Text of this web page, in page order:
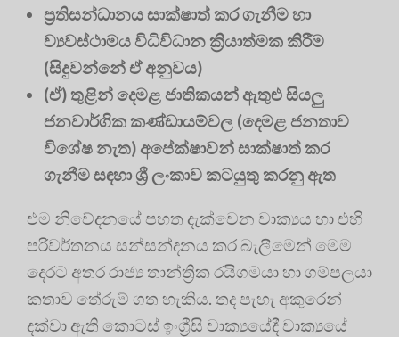
ප්‍රතිසන්ධානය සාක්ෂාත් කර ගැනීම හා
ව්‍යවස්ථාමය විධිවිධාන ක්‍රියාත්මක කිරීම
(සිදුවන්නේ ඒ අනුවය)
(ඒ) තුළින් දෙමළ ජාතිකයන් ඇතුළු සියලු
ජනවාර්ගික කණ්ඩායම්වල (දෙමළ ජනතාව
විශේෂ නැත) අපේක්ෂාවන් සාක්ෂාත් කර
ගැනීම සඳහා ශ්‍රී ලංකාව කටයුතු කරනු ඇත
එම නිවේදනයේ පහත දැක්වෙන වාක්‍යය හා එහි
පරිවර්තනය සන්සන්දනය කර බැලීමෙන් මෙම
දෙරට අතර රාජ්‍ය තාන්ත්‍රික රයිගමයා හා ගම්පලයා
කතාව තේරුම් ගත හැකිය. තද පැහැ අකුරෙන්
දක්වා ඇති කොටස් ඉංග්‍රීසි වාක්‍යයේදී වාක්‍යයේ